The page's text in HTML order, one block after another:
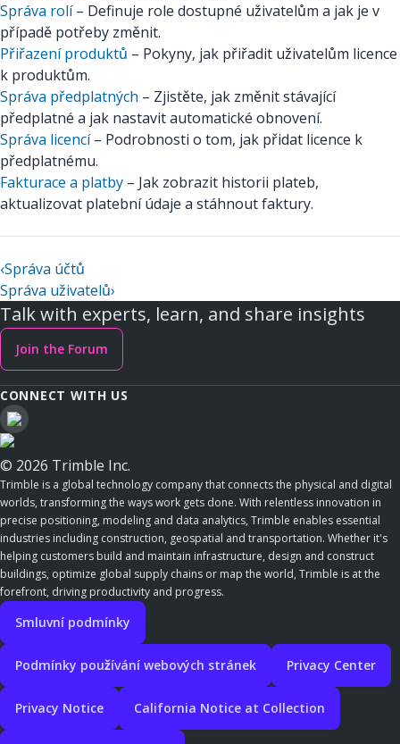
Správa rolí– Definuje role dostupné uživatelům a jak je v
případě potřeby změnit.
Přiřazení produktů – Pokyny, jak přiřadit uživatelům licence
k produktům.
Správa předplatných – Zjistěte, jak změnit stávající
předplatné a jak nastavit automatické obnovení.
Správa licencí– Podrobnosti o tom, jak přidat licence k
předplatnému.
Fakturace a platby – Jak zobrazit historii plateb,
aktualizovat platební údaje a stáhnout faktury.
‹Správa účtů
Správa uživatelů›
Talk with experts, learn, and share insights
Join the Forum
CONNECT WITH US
© 2026 Trimble Inc.
Trimble is a global technology company that connects the physical and digital
worlds, transforming the ways work gets done. With relentless innovation in
precise positioning, modeling and data analytics, Trimble enables essential
industries including construction, geospatial and transportation. Whether it's
helping customers build and maintain infrastructure, design and construct
buildings, optimize global supply chains or map the world, Trimble is at the
forefront, driving productivity and progress.
Smluvní podmínky
Podmínky používání webových stránek Privacy Center
Privacy Notice California Notice at Collection